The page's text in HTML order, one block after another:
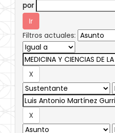
por
Filtros actuales: